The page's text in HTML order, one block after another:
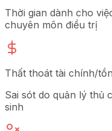
Thời gian dành cho
chuyên môn điều trị
Thất thoát tài chính/
Sai sót do quản lý thủ
sinh